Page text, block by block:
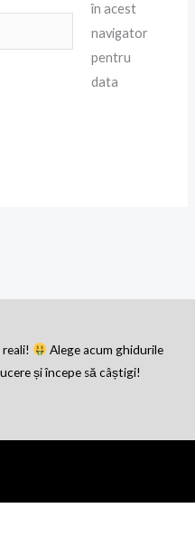
în acest
navigator
pentru
data
Alege acum ghidurile
și începe să câștigi!